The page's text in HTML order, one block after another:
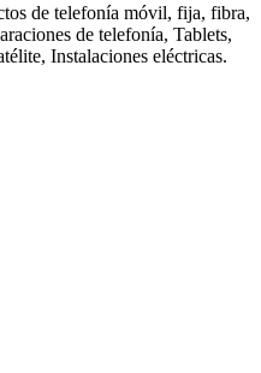
de telefonía móvil, fija, fibra,
de telefonía, Tablets,
Instalaciones eléctricas.